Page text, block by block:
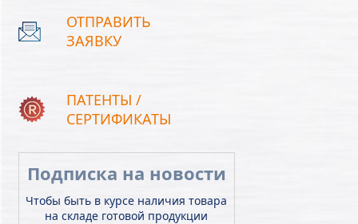
ОТПРАВИТЬ
ЗАЯВКУ
ПАТЕНТЫ /
СЕРТИФИКАТЫ
Подписка на новости
Чтобы быть в курсе наличия товара
на складе готовой продукции